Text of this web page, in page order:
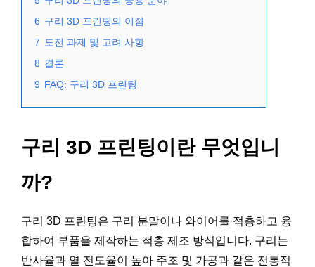
6 구리 3D 프린팅의 이점
7 도전 과제 및 고려 사항
8 결론
9 FAQ: 구리 3D 프린팅
구리 3D 프린팅이란 무엇입니
까?
구리 3D 프린팅은 구리 분말이나 와이어를 적층하고 융
합하여 부품을 제작하는 적층 제조 방식입니다. 구리는
반사율과 열 전도율이 높아 주조 및 가공과 같은 전통적